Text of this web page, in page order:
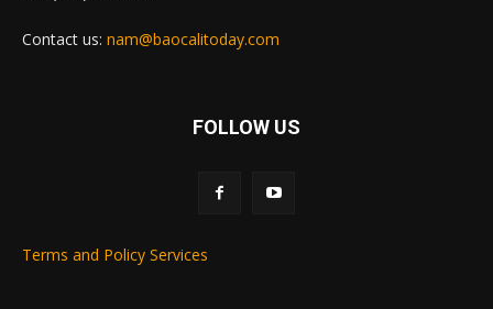
Contact us: nam@baocalitoday.com
FOLLOW US
Terms and Policy Services